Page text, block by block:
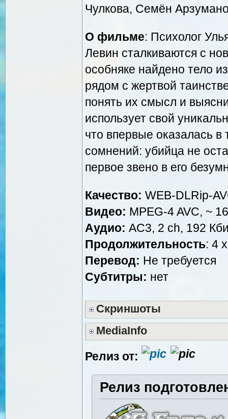
Чулкова, Семён
О фильме: Психолог
Левин сталкиваются с
особняке найдено тело
рядом с жертвой
понять их смысл и
использует свой
что впервые оказалась
сомнений: убийца не
первое звено в его
Качество: WEB-DLRip-
Видео: MPEG-4 AVC, ~
Аудио: AC3, 2 ch, 192
Продолжительность: 4
Перевод: Не требуется
Субтитры: нет
Скриншоты
MediaInfo
Релиз от:
Релиз